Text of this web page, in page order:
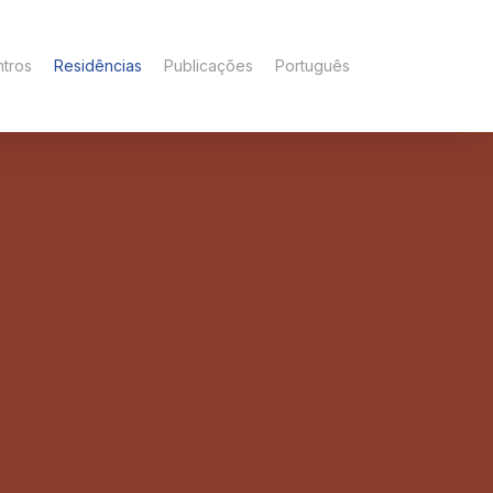
Residências Publicações Português